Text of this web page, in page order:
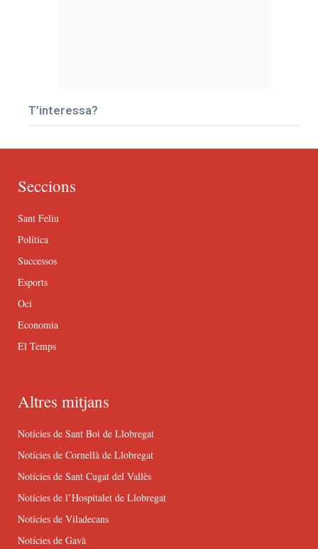
T’interessa?
Seccions
Sant Feliu
Política
Successos
Esports
Oci
Economia
El Temps
Altres mitjans
Notícies de Sant Boi de Llobregat
Notícies de Cornellà de Llobregat
Notícies de Sant Cugat del Vallès
Notícies de l’Hospitalet de Llobregat
Notícies de Viladecans
Notícies de Gavà